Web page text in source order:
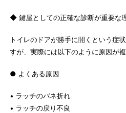
◆ 鍵屋としての正確な診断が重要な
トイレのドアが勝手に開くという症
すが、実際には以下のように原因が複
● よくある原因
• ラッチのバネ折れ
• ラッチの戻り不良